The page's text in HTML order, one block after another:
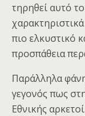
τηρηθεί αυτό
πιο ελκυστικό
προσπάθεια
Παράλληλα
γεγονός πως
Εθνικής